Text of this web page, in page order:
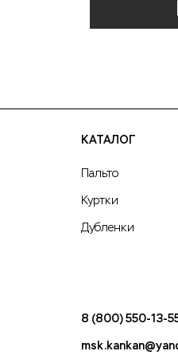
КАТАЛОГ
Пальто
Куртки
Дубленки
8 (800) 550-13-